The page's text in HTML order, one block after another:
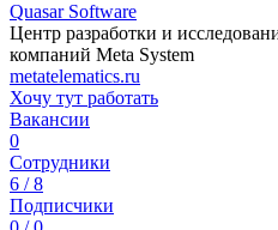
Quasar Software
Центр разработки и
компаний Meta System
metatelematics.ru
Хочу тут работать
Вакансии
0
Сотрудники
6 / 8
Подписчики